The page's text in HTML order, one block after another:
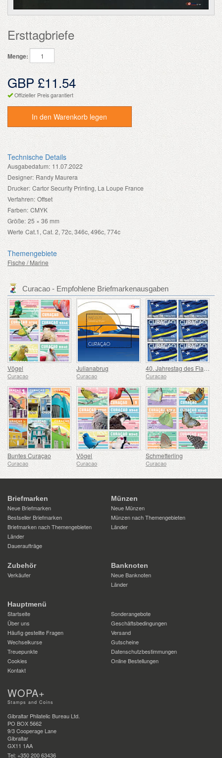
Ersttagbriefe
Menge:
GBP £11.54
Offizieller Preis garantiert
In den Warenkorb legen
Technische Details
Ausgabedatum: 11.07.2022
Designer: Randy Maurera
Drucker: Cartor Security Printing, La Loupe France
Verfahren: Offset
Farben: CMYK
Größe: 25 × 36 mm
Werte Cat.1, Cat. 2, 72c, 346c, 496c, 774c
Themengebiete
Fische / Marine
Curacao - Empfohlene Briefmarkenausgaben
Vögel
Curacao
Julianabrug
Curacao
40. Jahrestag des Flaggenfestes
Curacao
Buntes Curaçao
Curacao
Vögel
Curacao
Schmetterling
Curacao
Briefmarken
Neue Briefmarken
Bestseller Briefmarken
Briefmarken nach Themengebieten
Länder
Daueraufträge
Münzen
Neue Münzen
Münzen nach Themengebieten
Länder
Zubehör
Verkäufer
Banknoten
Neue Banknoten
Länder
Hauptmenü
Startseite
Sonderangebote
Über uns
Geschäftsbedingungen
Häufig gestellte Fragen
Versand
Wechselkurse
Gutscheine
Treuepunkte
Datenschutzbestimmungen
Cookies
Online Bestellungen
Kontakt
WOPA+
Stamps and Coins
Gibraltar Philatelic Bureau Ltd.
PO BOX 5662
9/3 Cooperage Lane
Gibraltar
GX11 1AA
Tel: +350 200 63436